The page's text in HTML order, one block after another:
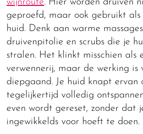
geproefd, maar ook gebruikt
huid. Denk aan warme
druivenpitolie en scrubs die je
stralen. Het klinkt misschien als
verwennerij, maar de werking is
diepgaand. Je huid knapt ervan
tegelijkertijd volledig
even wordt gereset, zonder dat
ingewikkelds voor hoeft te doen.